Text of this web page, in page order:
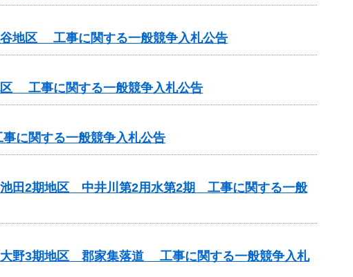
地区 工事に関する一般競争入札公告
工事に関する一般競争入札公告
に関する一般競争入札公告
田2期地区 中井川第2用水第2期 工事に関する一般
野3期地区 郡家集落道 工事に関する一般競争入札